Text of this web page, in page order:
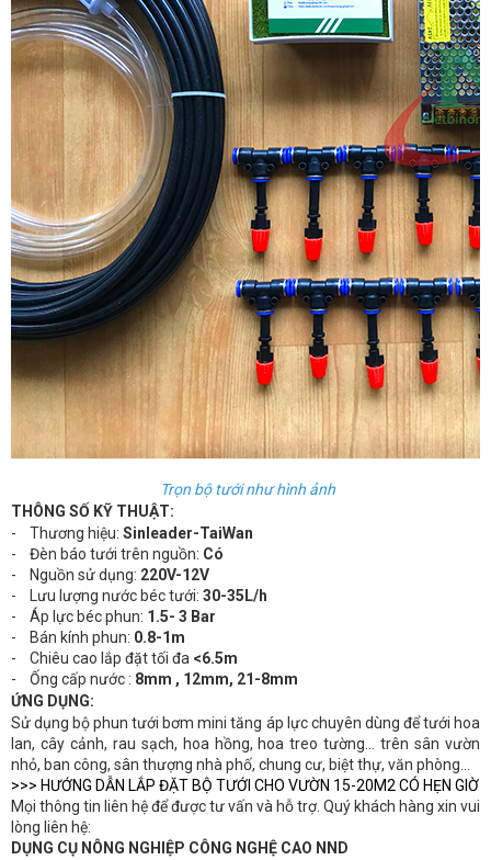
Trọn bộ tưới như hình ảnh
THÔNG SỐ KỸ THUẬT:
- Thương hiệu: Sinleader-TaiWan
- Đèn báo tưới trên nguồn: Có
- Nguồn sử dụng: 220V-12V
- Lưu lượng nước béc tưới: 30-35L/h
- Áp lực béc phun: 1.5- 3 Bar
- Bán kính phun: 0.8-1m
- Chiêu cao lắp đặt tối đa <6.5m
- Ống cấp nước : 8mm , 12mm, 21-8mm
ỨNG DỤNG:
Sử dụng bộ phun tưới bơm mini tăng áp lực chuyên dùng để tưới hoa
lan, cây cảnh, rau sạch, hoa hồng, hoa treo tường… trên sân vườn
nhỏ, ban công, sân thượng nhà phố, chung cư, biệt thự, văn phòng…
>>> HƯỚNG DẪN LẮP ĐẶT BỘ TƯỚI CHO VƯỜN 15-20M2 CÓ HẸN GIỜ
Mọi thông tin liên hệ để được tư vấn và hỗ trợ. Quý khách hàng xin vui
lòng liên hệ:
DỤNG CỤ NÔNG NGHIỆP CÔNG NGHỆ CAO NND